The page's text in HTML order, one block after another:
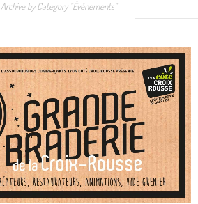
Archive by Category "Événements"